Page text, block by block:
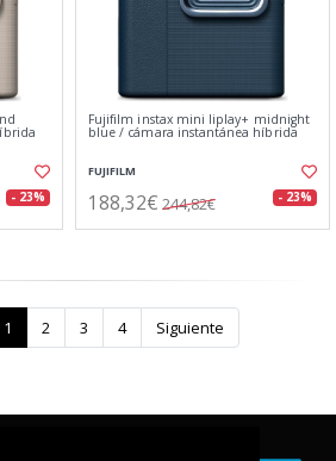
- 23%
Fujifilm instax mini liplay+ midnight
blue / cámara instantánea híbrida
FUJIFILM
188,32€ 244,82€ - 23%
1 2 3 4 Siguiente